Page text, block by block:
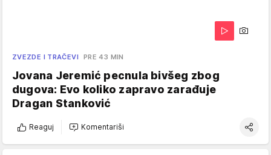
ZVEZDE I TRAČEVI PRE 43 MIN
Jovana Jeremić pecnula bivšeg zbog
dugova: Evo koliko zapravo zarađuje
Dragan Stanković
Reaguj Komentariši